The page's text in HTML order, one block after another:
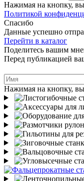
Нажимая на кнопку, вы
Политикой
Спасибо
Данные успешно
Перейти в каталог
Поделитесь вашим
Перед публикацией
Нажимая на кнопку, вы